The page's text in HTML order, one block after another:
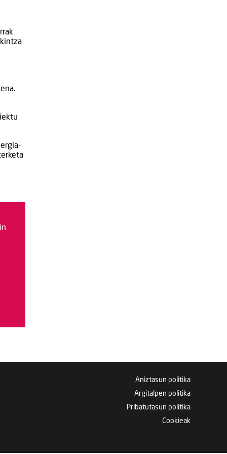
Aniztasun politika
Argitalpen politika
Pribatutasun politika
Cookieak